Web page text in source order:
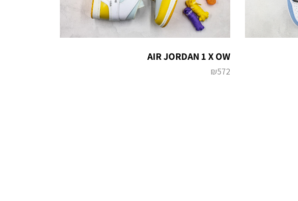
AIR JORDAN 1 X OW
₪572